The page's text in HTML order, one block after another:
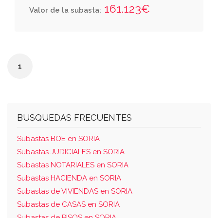
Valor de la subasta: 161.123€
1
BUSQUEDAS FRECUENTES
Subastas BOE en SORIA
Subastas JUDICIALES en SORIA
Subastas NOTARIALES en SORIA
Subastas HACIENDA en SORIA
Subastas de VIVIENDAS en SORIA
Subastas de CASAS en SORIA